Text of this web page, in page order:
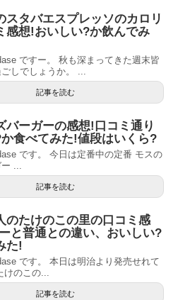
スタバエスプレッソのカロリ
感想!おいしい?か飲んでみ
ですー。 秋も深まってきた週末皆
しでしょうか。 ...
記事を読む
バーガーの感想!口コミ通り
食べてみた!値段はいくら?
です。 今日は定番中の定番 モスの
...
記事を読む
のたけのこの里の口コミ感
と普通との違い、おいしい?
た!
です。 本日は明治より発売せれて
のこの...
記事を読む